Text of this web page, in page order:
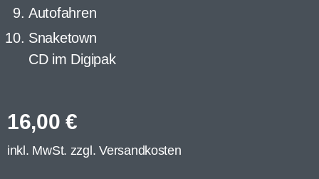
Autofahren
Snaketown
CD im Digipak
16,00€
inkl. MwSt. zzgl.Versandkosten